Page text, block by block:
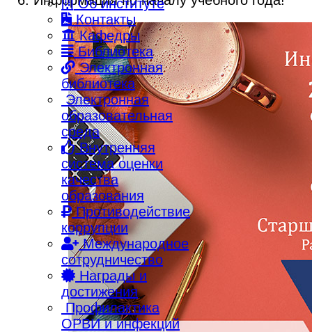
Об институте
Контакты
Кафедры
Библиотека
Электронная
библиотека
Электронная
образовательная
среда
Внутренняя
система оценки
качества
образования
Противодействие
коррупции
Международное
сотрудничество
Награды и
достижения
Профилактика
ОРВИ и инфекций